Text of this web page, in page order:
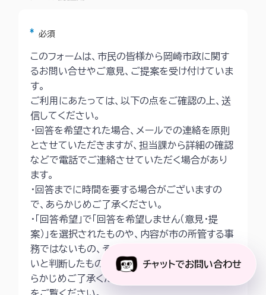
アスタリスク
必須
このフォームは、市民の皆様から岡崎市政に関す
るお問い合せやご意見、ご提案を受け付けていま
す。
ご利用にあたっては、以下の点をご確認の上、送
信してください。
・回答を希望された場合、メールでの連絡を原則
とさせていただきますが、担当課から詳細の確認
などで電話でご連絡させていただく場合があり
ます。
・回答までに時間を要する場合がございますの
で、あらかじめご了承ください。
・「回答希望」で「回答を希望しません（意見・提
案）」を選択されたものや、内容が市の所管する事
務ではないもの、その他回答することが適当でな
いと判断したものは回答いたしかねますので、あ
らかじめご了承ください。詳細は
チャットでお問い合わせ